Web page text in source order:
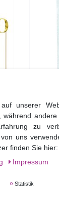
Cake
5,90 €
unserer
während
zu
uns
finden Sie hier:
Impressum
Statistik